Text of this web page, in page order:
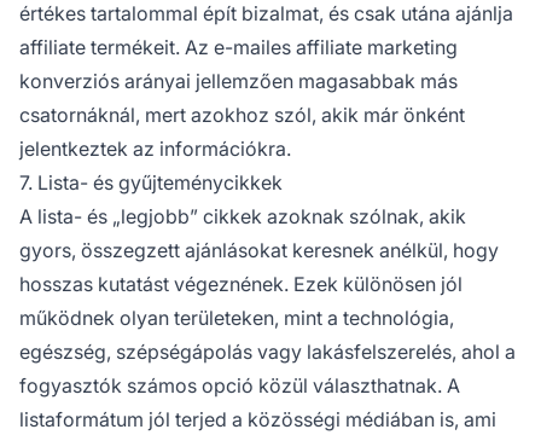
értékes tartalommal épít bizalmat, és csak utána ajánlja
affiliate termékeit. Az e-mailes affiliate marketing
konverziós arányai jellemzően magasabbak más
csatornáknál, mert azokhoz szól, akik már önként
jelentkeztek az információkra.
7. Lista- és gyűjteménycikkek
A lista- és „legjobb” cikkek azoknak szólnak, akik
gyors, összegzett ajánlásokat keresnek anélkül, hogy
hosszas kutatást végeznének. Ezek különösen jól
működnek olyan területeken, mint a technológia,
egészség, szépségápolás vagy lakásfelszerelés, ahol a
fogyasztók számos opció közül választhatnak. A
listaformátum jól terjed a közösségi médiában is, ami